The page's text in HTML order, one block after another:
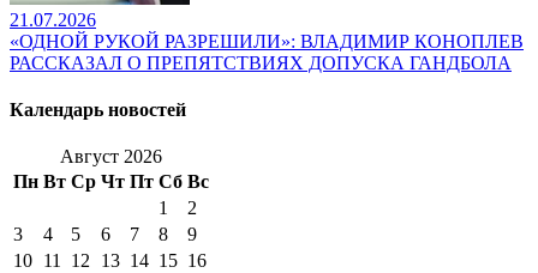
21.07.2026
«ОДНОЙ РУКОЙ РАЗРЕШИЛИ»: ВЛАДИМИР КОНОПЛЕВ
РАССКАЗАЛ О ПРЕПЯТСТВИЯХ ДОПУСКА ГАНДБОЛА
Календарь новостей
Август 2026
Пн Вт Ср Чт Пт Сб Вс
1
2
3
4 5 6 7 8
9
10 11 12 13 14 15 16